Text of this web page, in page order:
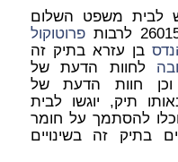
לבית משפט השלום
פרוטוקול
בן עזרא בתיק זה
לחוות הדעת של
חוות הדעת של
תיק, יוגשו לבית
להסתמך על חומר
ים בתיק זה בשינויים